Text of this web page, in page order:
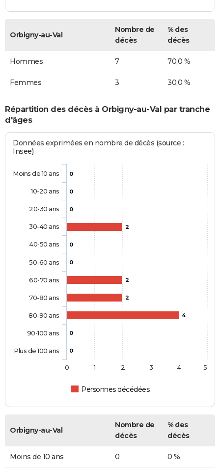
Orbigny-au-Val
Nombre de
décès
% des
décès
Hommes 7 70,0 %
Femmes 3 30,0 %
Répartition des décès à Orbigny-au-Val par tranche
d'âges
Données exprimées en nombre de décès (source :
Insee)
0
0
0
2
0
0
2
2
4
0
0
Personnes décédées
Moins de 10 ans
10-20 ans
20-30 ans
30-40 ans
40-50 ans
50-60 ans
60-70 ans
70-80 ans
80-90 ans
90-100 ans
Plus de 100 ans
0 1 2 3 4 5
Orbigny-au-Val
Nombre de
décès
% des
décès
Moins de 10 ans 0 0 %